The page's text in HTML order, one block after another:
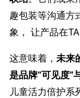
趣包装等沟通方
象， 让产品在TA
这意味着，未来
是品牌“可见度”
儿童活力倍护系